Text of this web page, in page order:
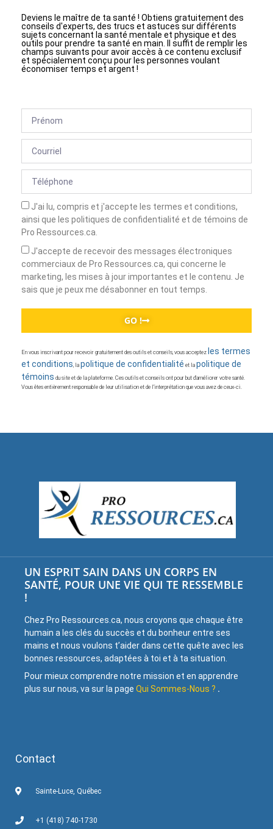
Deviens le maître de ta santé ! Obtiens gratuitement des
conseils d'experts, des trucs et astuces sur différents
sujets concernant la santé mentale et physique et des
outils pour prendre ta santé en main. Il suffit de remplir les
champs suivants pour avoir accès à ce contenu exclusif
et spécialement conçu pour les personnes voulant
économiser temps et argent !
J'ai lu, compris et j'accepte les termes et conditions,
ainsi que les politiques de confidentialité et de témoins de
Pro Ressources.ca.
J'accepte de recevoir des messages électroniques
commerciaux de Pro Ressources.ca, qui concerne le
marketing, les mises à jour importantes et le contenu. Je
sais que je peux me désabonner en tout temps.
GO !
En vous inscrivant pour recevoir gratuitement des outils et conseils, vous acceptez les termes
et conditions, la politique de confidentialité et la politique de
témoins du site et de la plateforme. Ces outils et conseils ont pour but d’améliorer votre santé.
Vous êtes entièrement responsable de leur utilisation et de l’interprétation que vous avez de ceux-ci.
UN ESPRIT SAIN DANS UN CORPS EN
SANTÉ, POUR UNE VIE QUI TE RESSEMBLE
!
Chez Pro Ressources.ca, nous croyons que chaque être
humain a les clés du succès et du bonheur entre ses
mains et nous voulons t’aider dans cette quête avec les
bonnes ressources, adaptées à toi et à ta situation.
Pour mieux comprendre notre mission et en apprendre
plus sur nous, va sur la page Qui Sommes-Nous ? .
Contact
Sainte-Luce, Québec
+1 (418) 740-1730